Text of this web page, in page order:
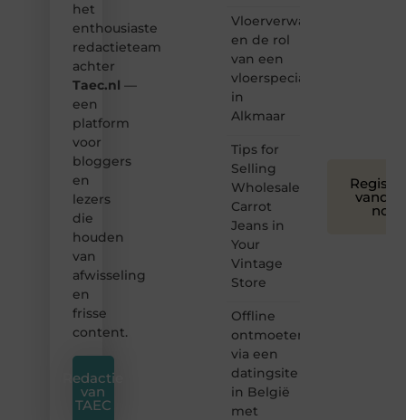
het
enthousiaste
redactieteam
achter
Taec.nl —
een
platform
voor
bloggers
en
lezers
die
houden
van
afwisseling
en
frisse
content.
Redactie
van
TAEC
Vloerverwarming
en de rol
van een
vloerspecialist
in
Alkmaar
Tips for
Selling
Wholesale
Carrot
Jeans in
Your
Vintage
Store
Offline
ontmoeten
via een
datingsite
in België
met
nog